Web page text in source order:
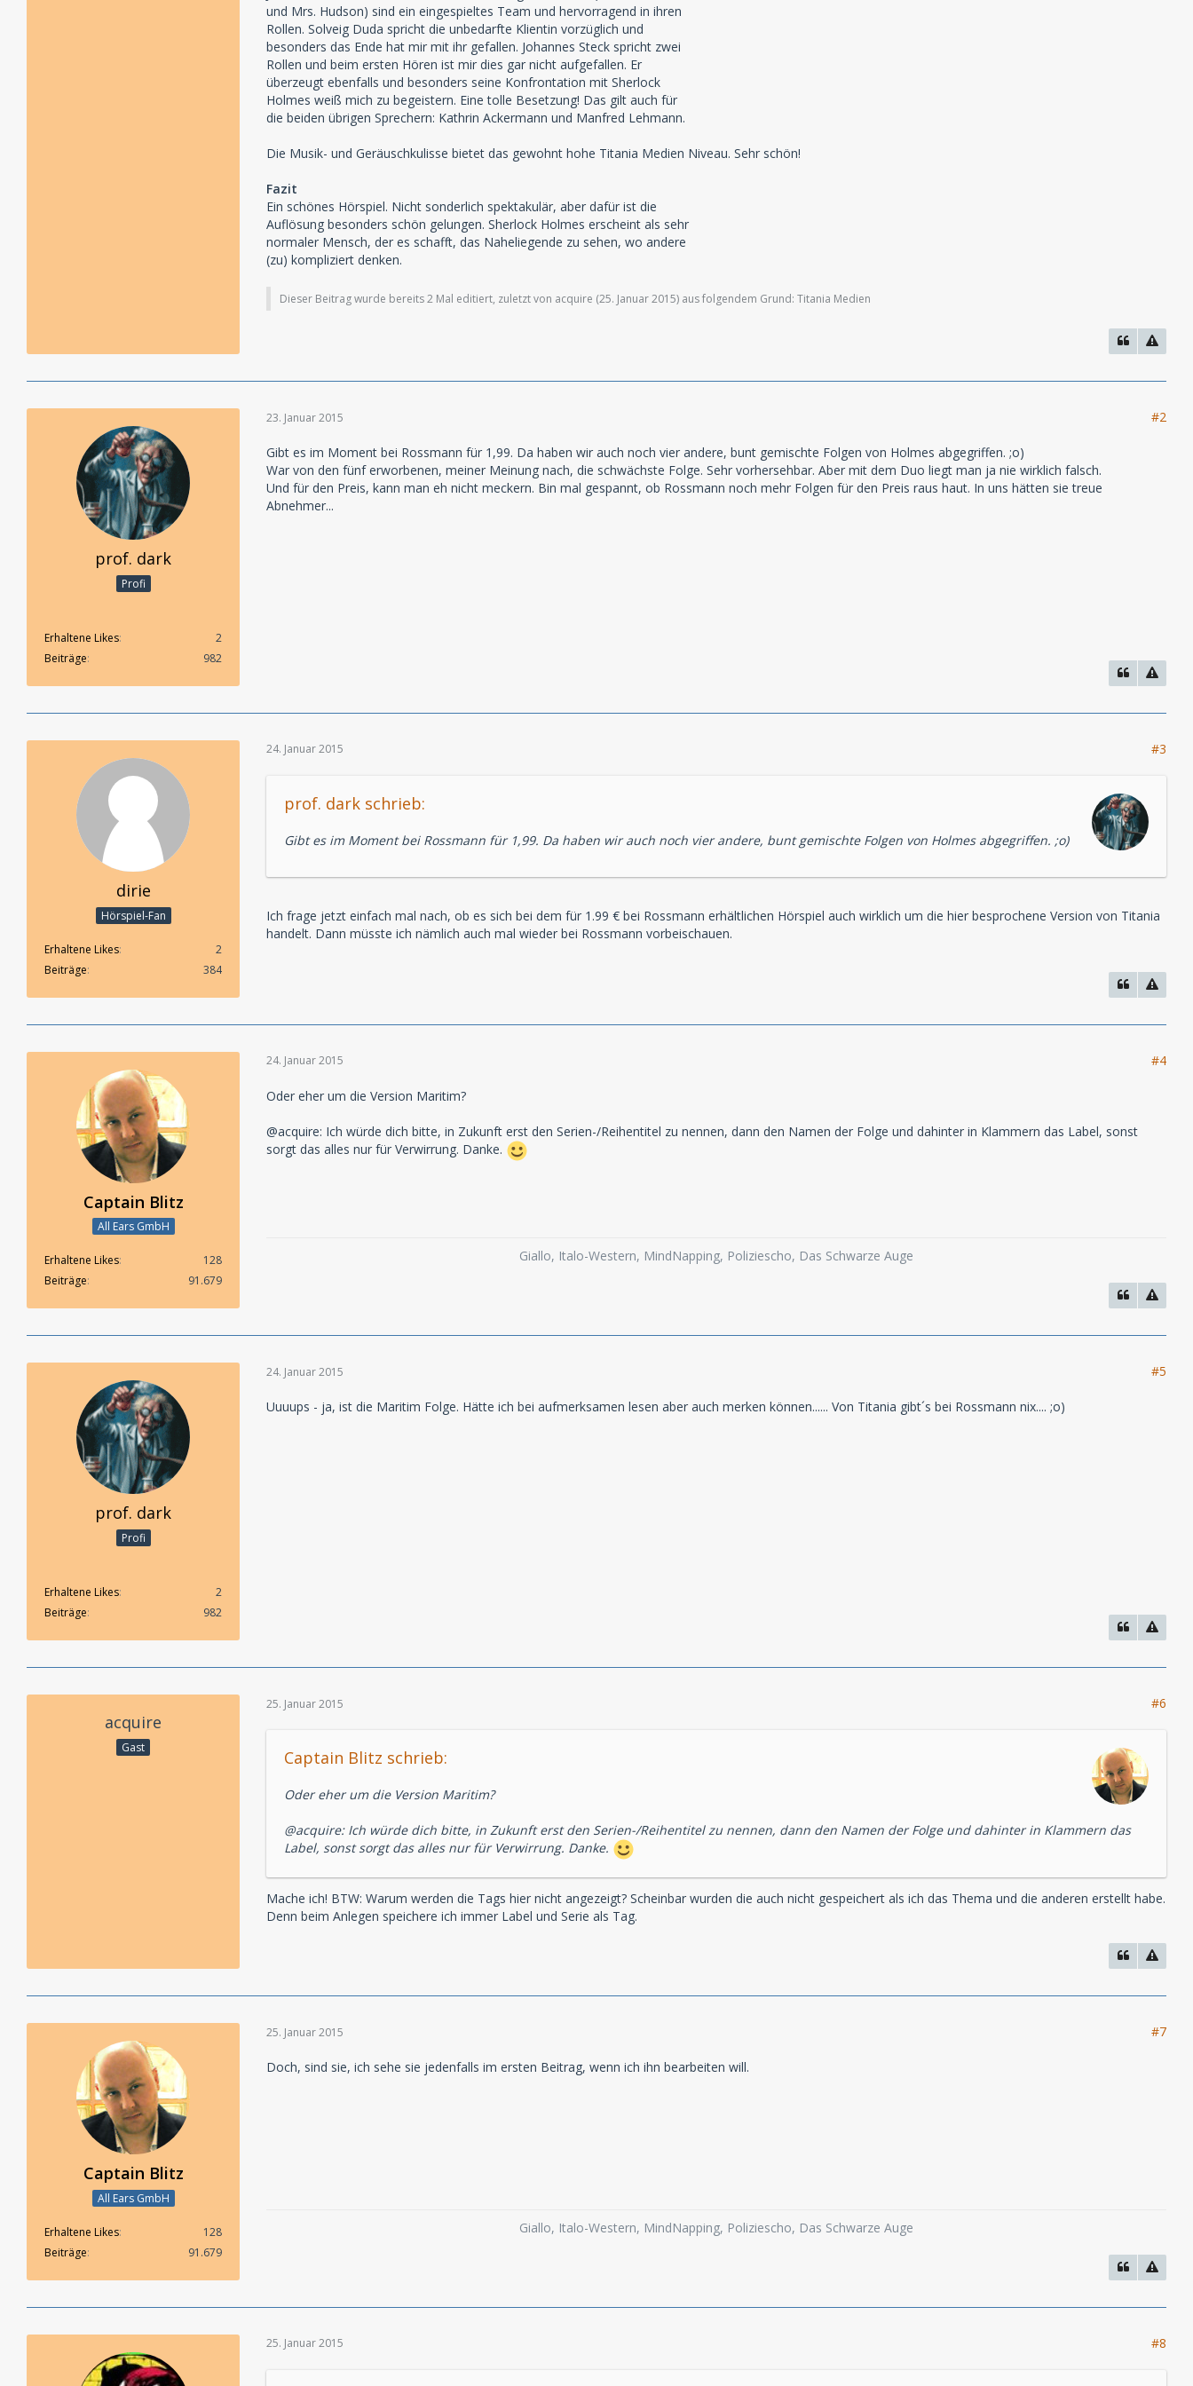
und Mrs. Hudson) sind ein eingespieltes Team und hervorragend in ihren
Rollen. Solveig Duda spricht die unbedarfte Klientin vorzüglich und
besonders das Ende hat mir mit ihr gefallen. Johannes Steck spricht zwei
Rollen und beim ersten Hören ist mir dies gar nicht aufgefallen. Er
überzeugt ebenfalls und besonders seine Konfrontation mit Sherlock
Holmes weiß mich zu begeistern. Eine tolle Besetzung! Das gilt auch für
die beiden übrigen Sprechern: Kathrin Ackermann und Manfred Lehmann.
Die Musik- und Geräuschkulisse bietet das gewohnt hohe Titania Medien Niveau. Sehr schön!
Fazit
Ein schönes Hörspiel. Nicht sonderlich spektakulär, aber dafür ist die
Auflösung besonders schön gelungen. Sherlock Holmes erscheint als sehr
normaler Mensch, der es schafft, das Naheliegende zu sehen, wo andere
(zu) kompliziert denken.
Dieser Beitrag wurde bereits 2 Mal editiert, zuletzt von acquire (25. Januar 2015) aus folgendem Grund: Titania Medien
prof. dark
Profi
Erhaltene Likes
2
Beiträge
982
23. Januar 2015 #2
Gibt es im Moment bei Rossmann für 1,99. Da haben wir auch noch vier andere, bunt gemischte Folgen von Holmes abgegriffen. ;o)
War von den fünf erworbenen, meiner Meinung nach, die schwächste Folge. Sehr vorhersehbar. Aber mit dem Duo liegt man ja nie wirklich falsch.
Und für den Preis, kann man eh nicht meckern. Bin mal gespannt, ob Rossmann noch mehr Folgen für den Preis raus haut. In uns hätten sie treue
Abnehmer...
dirie
Hörspiel-Fan
Erhaltene Likes
2
Beiträge
384
24. Januar 2015 #3
prof. dark schrieb:
Gibt es im Moment bei Rossmann für 1,99. Da haben wir auch noch vier andere, bunt gemischte Folgen von Holmes abgegriffen. ;o)
Ich frage jetzt einfach mal nach, ob es sich bei dem für 1.99 € bei Rossmann erhältlichen Hörspiel auch wirklich um die hier besprochene Version von Titania
handelt. Dann müsste ich nämlich auch mal wieder bei Rossmann vorbeischauen.
Captain Blitz
All Ears GmbH
Erhaltene Likes
128
Beiträge
91.679
24. Januar 2015 #4
Oder eher um die Version Maritim?
@acquire: Ich würde dich bitte, in Zukunft erst den Serien-/Reihentitel zu nennen, dann den Namen der Folge und dahinter in Klammern das Label, sonst
sorgt das alles nur für Verwirrung. Danke.
Giallo, Italo-Western, MindNapping, Poliziescho, Das Schwarze Auge
prof. dark
Profi
Erhaltene Likes
2
Beiträge
982
24. Januar 2015 #5
Uuuups - ja, ist die Maritim Folge. Hätte ich bei aufmerksamen lesen aber auch merken können...... Von Titania gibt´s bei Rossmann nix.... ;o)
acquire
Gast
25. Januar 2015 #6
Captain Blitz schrieb:
Oder eher um die Version Maritim?
@acquire: Ich würde dich bitte, in Zukunft erst den Serien-/Reihentitel zu nennen, dann den Namen der Folge und dahinter in Klammern das
Label, sonst sorgt das alles nur für Verwirrung. Danke.
Mache ich! BTW: Warum werden die Tags hier nicht angezeigt? Scheinbar wurden die auch nicht gespeichert als ich das Thema und die anderen erstellt habe.
Denn beim Anlegen speichere ich immer Label und Serie als Tag.
Captain Blitz
All Ears GmbH
Erhaltene Likes
128
Beiträge
91.679
25. Januar 2015 #7
Doch, sind sie, ich sehe sie jedenfalls im ersten Beitrag, wenn ich ihn bearbeiten will.
Giallo, Italo-Western, MindNapping, Poliziescho, Das Schwarze Auge
25. Januar 2015 #8